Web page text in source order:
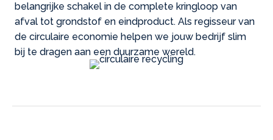
belangrijke schakel in de complete kringloop van
afval tot grondstof en eindproduct. Als regisseur van
de circulaire economie helpen we jouw bedrijf slim
bij te dragen aan een duurzame wereld.